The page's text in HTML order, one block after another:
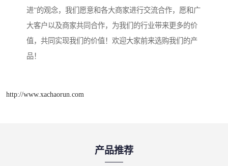
进”的观念，我们愿意和各大商家进行交流合作，愿和广
大客户以及商家共同合作，为我们的行业带来更多的价
值，共同实现我们的价值！欢迎大家前来选购我们的产
品！
http://www.xachaorun.com
产品推荐